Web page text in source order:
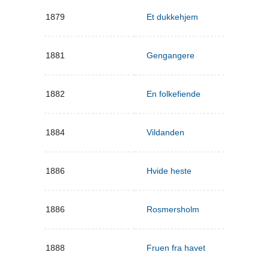
1879 Et dukkehjem
1881 Gengangere
1882 En folkefiende
1884 Vildanden
1886 Hvide heste
1886 Rosmersholm
1888 Fruen fra havet